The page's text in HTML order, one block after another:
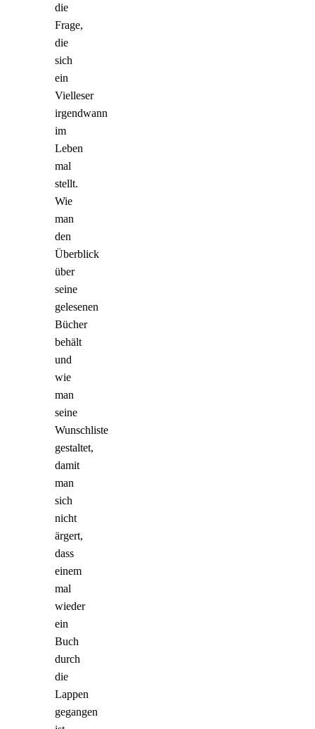
die
Frage,
die
sich
ein
Vielleser
irgendwann
im
Leben
mal
stellt.
Wie
man
den
Überblick
über
seine
gelesenen
Bücher
behält
und
wie
man
seine
Wunschliste
gestaltet,
damit
man
sich
nicht
ärgert,
dass
einem
mal
wieder
ein
Buch
durch
die
Lappen
gegangen